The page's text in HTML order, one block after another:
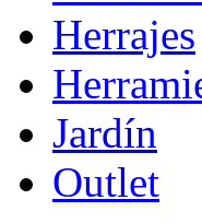
Herrajes
Jardín
Outlet